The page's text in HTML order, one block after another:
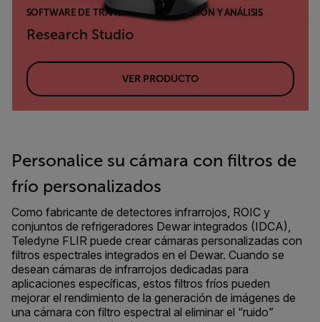
SOFTWARE DE TRANSMISIÓN, GRABACIÓN Y ANÁLISIS
Research Studio
VER PRODUCTO
Personalice su cámara con filtros de
frío personalizados
Como fabricante de detectores infrarrojos, ROIC y
conjuntos de refrigeradores Dewar integrados (IDCA),
Teledyne FLIR puede crear cámaras personalizadas con
filtros espectrales integrados en el Dewar. Cuando se
desean cámaras de infrarrojos dedicadas para
aplicaciones específicas, estos filtros fríos pueden
mejorar el rendimiento de la generación de imágenes de
una cámara con filtro espectral al eliminar el “ruido”